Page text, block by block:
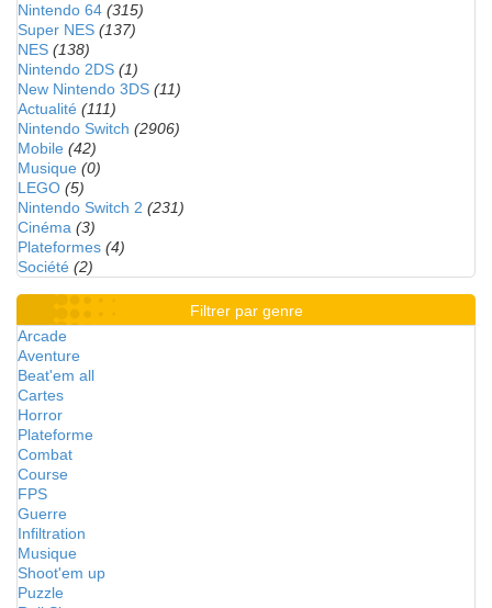
Nintendo 64 (315)
Super NES (137)
NES (138)
Nintendo 2DS (1)
New Nintendo 3DS (11)
Actualité (111)
Nintendo Switch (2906)
Mobile (42)
Musique (0)
LEGO (5)
Nintendo Switch 2 (231)
Cinéma (3)
Plateformes (4)
Société (2)
Filtrer par genre
Arcade
Aventure
Beat'em all
Cartes
Horror
Plateforme
Combat
Course
FPS
Guerre
Infiltration
Musique
Shoot'em up
Puzzle